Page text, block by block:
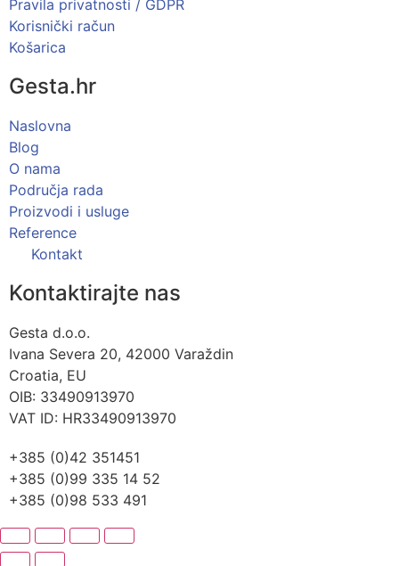
Pravila privatnosti / GDPR
Korisnički račun
Košarica
Gesta.hr
Naslovna
Blog
O nama
Područja rada
Proizvodi i usluge
Reference
Kontakt
Kontaktirajte nas
Gesta d.o.o.
Ivana Severa 20, 42000 Varaždin
Croatia, EU
OIB: 33490913970
VAT ID: HR33490913970
+385 (0)42 351451
+385 (0)99 335 14 52
+385 (0)98 533 491